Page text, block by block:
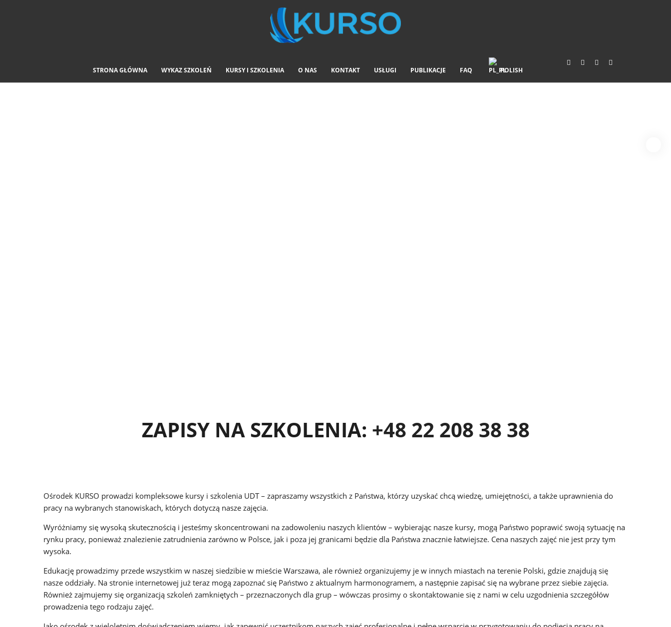
STRONA GŁÓWNA WYKAZ SZKOLEŃ KURSY I SZKOLENIA O NAS KONTAKT USŁUGI PUBLIKACJE FAQ POLISH
ZAPISY NA SZKOLENIA: +48 22 208 38 38
Ośrodek KURSO prowadzi kompleksowe kursy i szkolenia UDT – zapraszamy wszystkich z Państwa, którzy uzyskać chcą wiedzę, umiejętności, a także uprawnienia do
pracy na wybranych stanowiskach, których dotyczą nasze zajęcia.
Wyróżniamy się wysoką skutecznością i jesteśmy skoncentrowani na zadowoleniu naszych klientów – wybierając nasze kursy, mogą Państwo poprawić swoją sytuację na
rynku pracy, ponieważ znalezienie zatrudnienia zarówno w Polsce, jak i poza jej granicami będzie dla Państwa znacznie łatwiejsze. Cena naszych zajęć nie jest przy tym
wysoka.
Edukację prowadzimy przede wszystkim w naszej siedzibie w mieście Warszawa, ale również organizujemy je w innych miastach na terenie Polski, gdzie znajdują się
nasze oddziały. Na stronie internetowej już teraz mogą zapoznać się Państwo z aktualnym harmonogramem, a następnie zapisać się na wybrane przez siebie zajęcia.
Również zajmujemy się organizacją szkoleń zamkniętych – przeznaczonych dla grup – wówczas prosimy o skontaktowanie się z nami w celu uzgodnienia szczegółów
prowadzenia tego rodzaju zajęć.